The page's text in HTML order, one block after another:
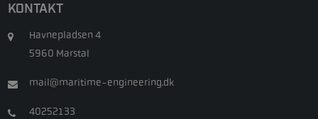
KONTAKT
Havnepladsen 4
5960 Marstal
mail@maritime-engineering.dk
40252133